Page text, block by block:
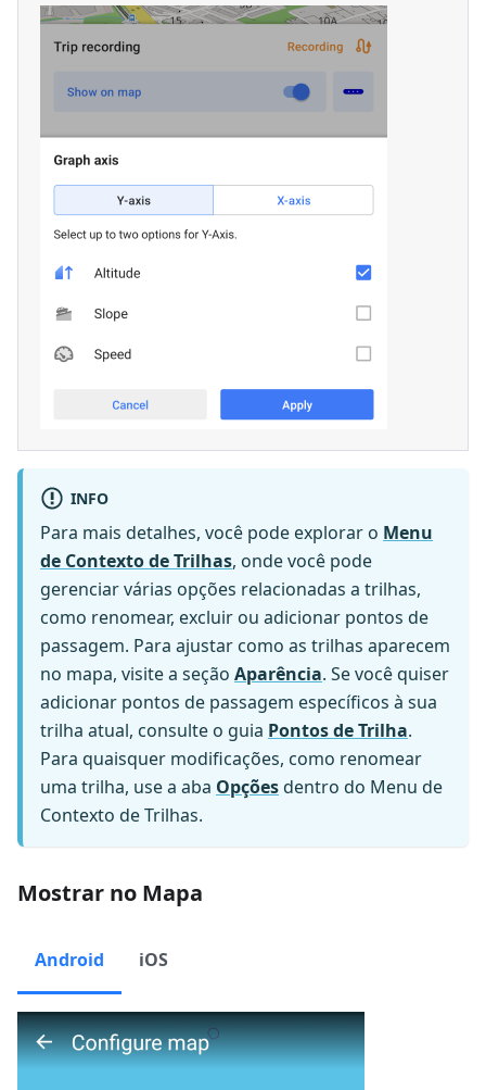
INFO
Para mais detalhes, você pode explorar o Menu
de Contexto de Trilhas, onde você pode
gerenciar várias opções relacionadas a trilhas,
como renomear, excluir ou adicionar pontos de
passagem. Para ajustar como as trilhas aparecem
no mapa, visite a seção Aparência. Se você quiser
adicionar pontos de passagem específicos à sua
trilha atual, consulte o guia Pontos de Trilha.
Para quaisquer modificações, como renomear
uma trilha, use a aba Opçõesdentro do Menu de
Contexto de Trilhas.
Mostrar no Mapa
Android iOS